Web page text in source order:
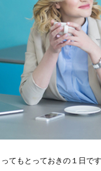
てもとっておきの１日で